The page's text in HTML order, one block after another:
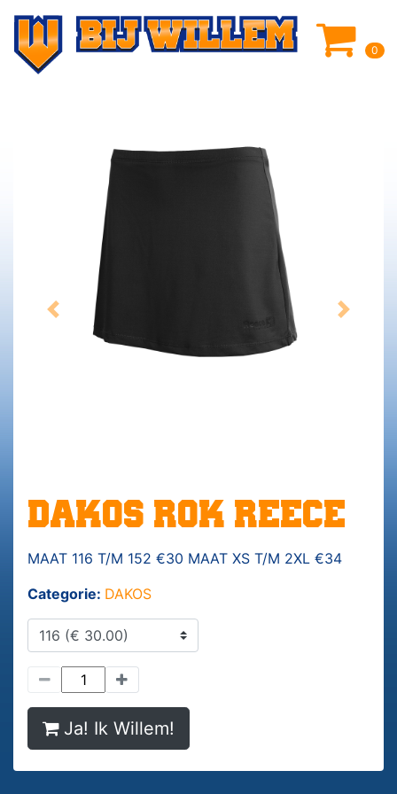
0
Previous Next
DAKOS ROK REECE
MAAT 116 T/M 152 €30 MAAT XS T/M 2XL €34
Categorie: DAKOS
Ja! Ik Willem!